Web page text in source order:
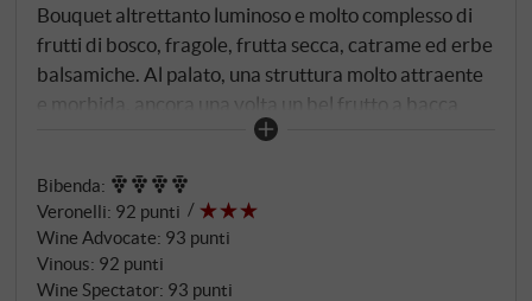
Bouquet altrettanto luminoso e molto complesso di
frutti di bosco, fragole, frutta secca, catrame ed erbe
balsamiche. Al palato, una struttura molto attraente
e morbida, ancora una volta un bel frutto a bacca
rossa nella bevanda, oltre a tracce di ribes nero,
legno chiaro ben integrate e una setosità molto
attraente.
SUPERIORE.DE
Bibenda:
Veronelli: 92 punti
Wine Advocate: 93 punti
Vinous: 92 punti
Wine Spectator: 93 punti